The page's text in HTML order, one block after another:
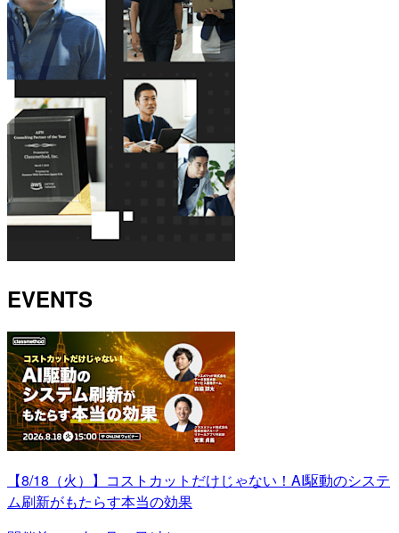
EVENTS
【8/18（火）】コストカットだけじゃない！AI駆動のシステ
ム刷新がもたらす本当の効果